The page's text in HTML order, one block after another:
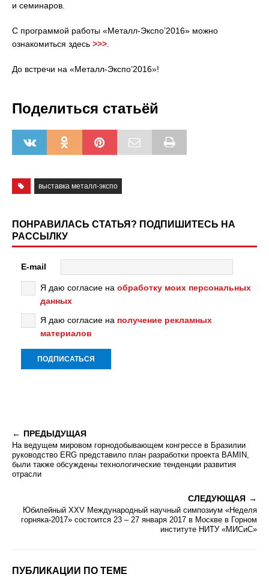
и семинаров.
С программой работы «Металл-Экспо’2016» можно
ознакомиться здесь >>>
До встречи на «Металл-Экспо’2016»!
Поделиться статьёй
выставка металл-экспо
ПОНРАВИЛАСЬ СТАТЬЯ? ПОДПИШИТЕСЬ НА
РАССЫЛКУ
E-mail
Я даю согласие на обработку моих персональных
данных
Я даю согласие на получение рекламных
материалов
ПРЕДЫДУЩАЯ
На ведущем мировом горнодобывающем конгрессе в Бразилии
руководство ERG представило план разработки проекта BAMIN,
были также обсуждены технологические тенденции развития
отрасли
СЛЕДУЮЩАЯ
Юбилейный XXV Международный научный симпозиум «Неделя
горняка-2017» состоится 23 – 27 января 2017 в Москве в Горном
институте НИТУ «МИСиС»
ПУБЛИКАЦИИ ПО ТЕМЕ